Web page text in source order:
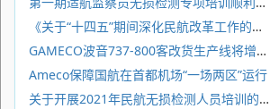
《关于“十四五”期间深化民航改革工作的意见》印发
GAMECO波音737-800客改货生产线将增至三条
Ameco保障国航在首都机场“一场两区”运行
关于开展2021年民航无损检测人员培训的通知